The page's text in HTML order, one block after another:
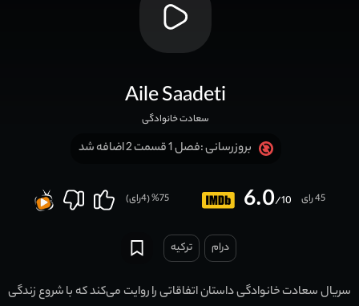
Aile Saadeti
سعادت خانوادگی
بروزرسانی :فصل 1 قسمت 2 اضافه شد
6.0/10 45 رای 75
% (
4رای)
درام ترکیه
سریال سعادت خانوادگی داستان اتفاقاتی را روایت می‌کند که با شروع زندگی